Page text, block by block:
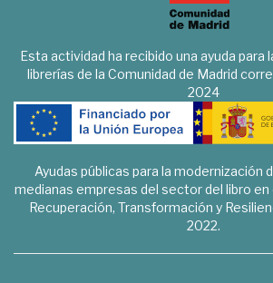
Esta actividad ha recibido una ayuda para
librerías de la Comunidad de Madrid
2024
Ayudas públicas para la modernización
medianas empresas del sector del libro en
Recuperación, Transformación y
2022.